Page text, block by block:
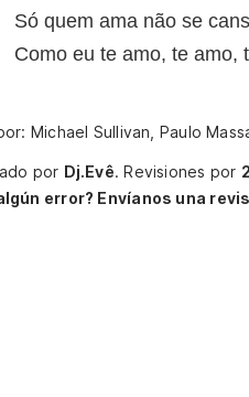
Só quem ama não se
Como eu te amo, te amo,
Michael Sullivan, Paulo
por Dj.Evê.Revisiones por
error? Envíanos una